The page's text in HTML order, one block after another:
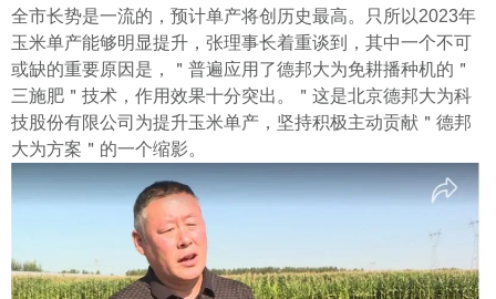
全市长势是一流的，预计单产将创历史最高。只所以2023年
玉米单产能够明显提升，张理事长着重谈到，其中一个不可
或缺的重要原因是，＂普遍应用了德邦大为免耕播种机的＂
三施肥＂技术，作用效果十分突出。＂这是北京德邦大为科
技股份有限公司为提升玉米单产，坚持积极主动贡献＂德邦
大为方案＂的一个缩影。